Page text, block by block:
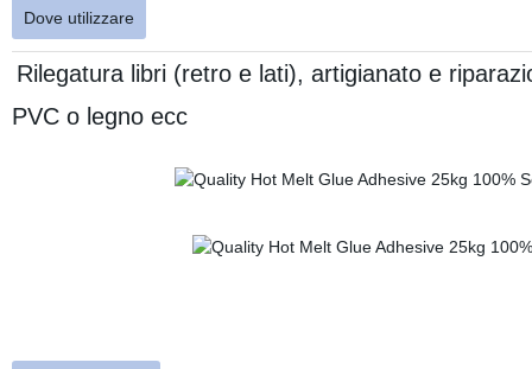
Dove utilizzare
Rilegatura libri (retro e lati), artigianato e
PVC o legno ecc